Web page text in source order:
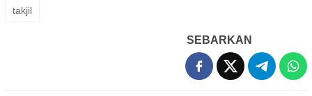
takjil
SEBARKAN